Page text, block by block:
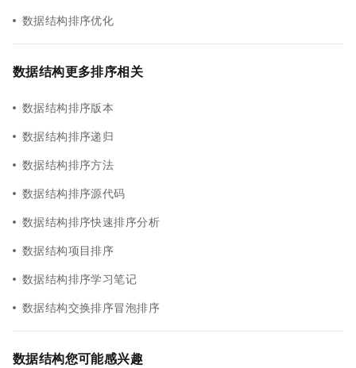
数据结构排序优化
数据结构更多排序相关
数据结构排序版本
数据结构排序递归
数据结构排序方法
数据结构排序源代码
数据结构排序快速排序分析
数据结构项目排序
数据结构排序学习笔记
数据结构交换排序冒泡排序
数据结构您可能感兴趣